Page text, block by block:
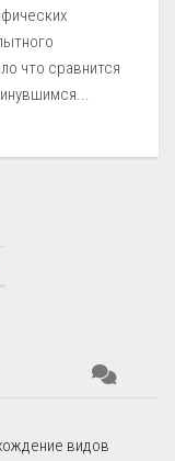
что сравнится
видов